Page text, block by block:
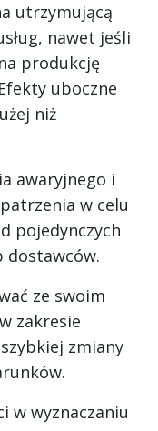
utrzymującą
nawet jeśli
produkcję
uboczne
niż
awaryjnego i
w celu
pojedynczych
dostawców.
ze swoim
zakresie
zmiany
w wyznaczaniu